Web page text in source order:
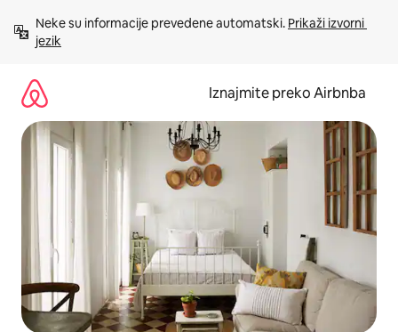
sadržaj
Neke su informacije prevedene automatski. Prikaži izvorni
jezik
Iznajmite preko Airbnba